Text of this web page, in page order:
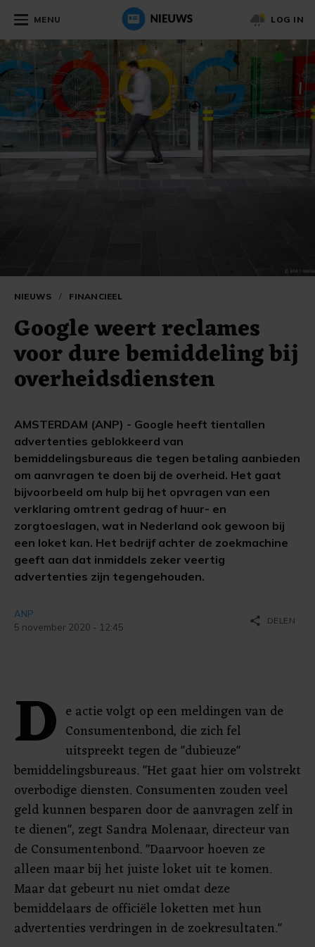
MENU LOG IN
NIEUWS / FINANCIEEL
Google weert reclames
voor dure bemiddeling bij
overheidsdiensten
AMSTERDAM (ANP) - Google heeft tientallen
advertenties geblokkeerd van
bemiddelingsbureaus die tegen betaling aanbieden
om aanvragen te doen bij de overheid. Het gaat
bijvoorbeeld om hulp bij het opvragen van een
verklaring omtrent gedrag of huur- en
zorgtoeslagen, wat in Nederland ook gewoon bij
een loket kan. Het bedrijf achter de zoekmachine
geeft aan dat inmiddels zeker veertig
advertenties zijn tegengehouden.
ANP
5 november 2020 - 12:45
share DELEN
D e actie volgt op een meldingen van de
Consumentenbond, die zich fel
uitspreekt tegen de "dubieuze"
bemiddelingsbureaus. "Het gaat hier om volstrekt
overbodige diensten. Consumenten zouden veel
geld kunnen besparen door de aanvragen zelf in
te dienen", zegt Sandra Molenaar, directeur van
de Consumentenbond. "Daarvoor hoeven ze
alleen maar bij het juiste loket uit te komen.
Maar dat gebeurt nu niet omdat deze
bemiddelaars de officiële loketten met hun
advertenties verdringen in de zoekresultaten."